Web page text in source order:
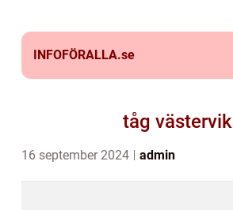
INFOFÖRALLA.se
tåg västervik
16 september 2024 admin